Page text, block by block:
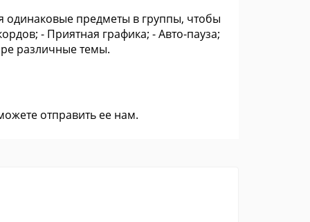
одинаковые предметы в группы, чтобы
- Приятная графика; - Авто-пауза;
различные темы.
отправить ее нам.